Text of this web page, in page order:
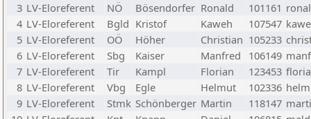
3 LV-Eloreferent NÖ Bösendorfer Ronald 101161
4 LV-Eloreferent Bgld Kristof Kaweh 107547
5 LV-Eloreferent OÖ Höher Christian 105233
6 LV-Eloreferent Sbg Kaiser Manfred 106149
7 LV-Eloreferent Tir Kampl Florian 123453
8 LV-Eloreferent Vbg Egle Helmut 102336
9 LV-Eloreferent Stmk Schönberger Martin 118147